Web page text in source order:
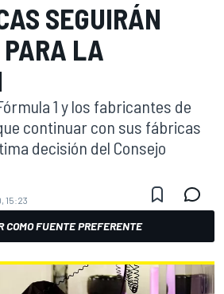
SEGUIRÁN
PARA LA
1 y los fabricantes de
continuar con sus fábricas
decisión del Consejo
15:23
COMO FUENTE PREFERENTE